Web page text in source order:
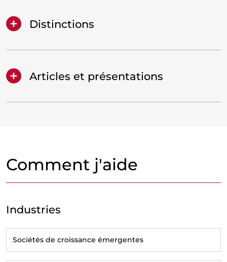
Distinctions
Articles et présentations
Comment j'aide
Industries
Sociétés de croissance émergentes